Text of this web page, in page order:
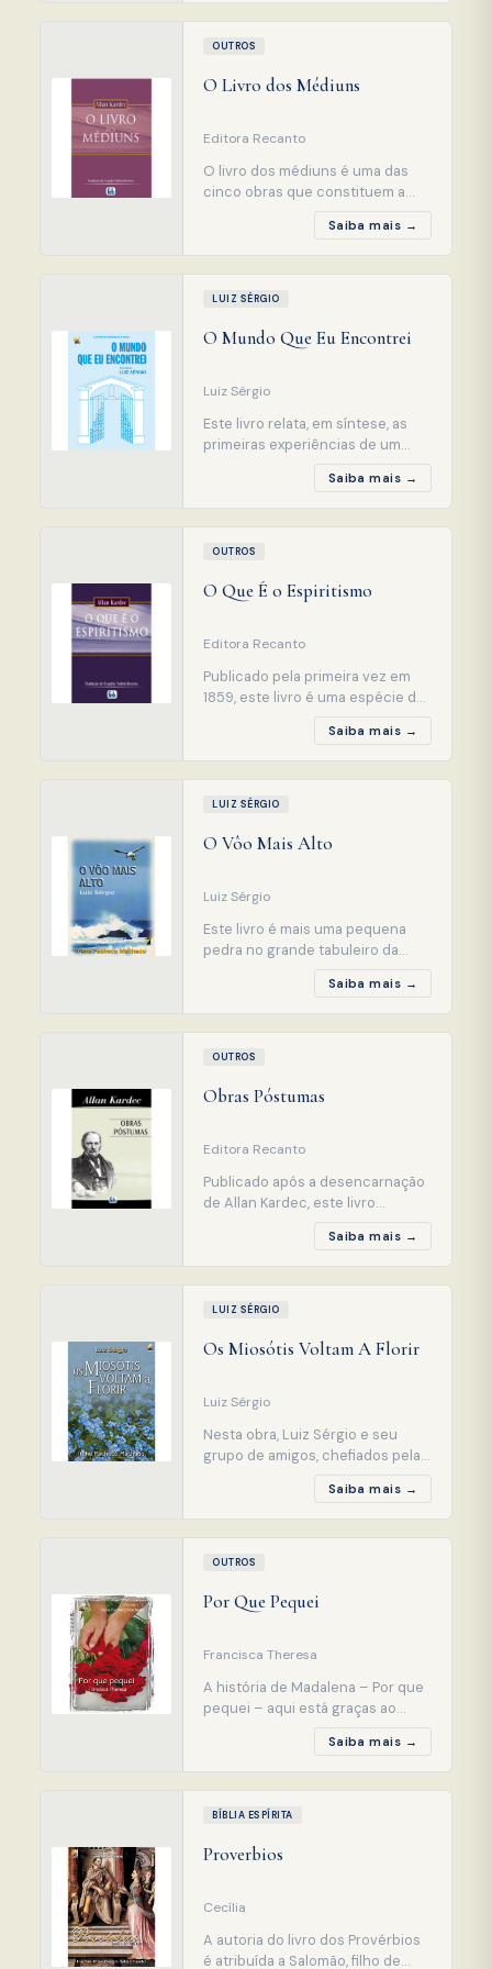
partes do mundo. Ele é o marco
inicial de uma Doutrina que
repercussão no pensamento e na
OUTROS
O Livro dos Médiuns
Editora Recanto
O livro dos médiuns é uma das
cinco obras que constituem a
Codificação da Doutrina Espírita.
Reúne “o ensino especial dos
Espíritos sobre a teoria de todos
os gêneros de manifestações, os
meios de comunicação com o
desenvolvimento da
Saiba mais →
LUIZ SÉRGIO
O Mundo Que Eu Encontrei
Luiz Sérgio
Este livro relata, em síntese, as
primeiras experiências de um
jovem de 23 anos, após haver
deixado o corpo físico. Descreve
suas impressões de forma
simples, espontânea e
despretensiosa, mantendo em
comovente, uma franca
Saiba mais →
OUTROS
O Que É o Espiritismo
Editora Recanto
Publicado pela primeira vez em
1859, este livro é uma espécie de
introdução ao estudo da Doutrina
Espírita, um manual que discorre
sobre os pontos fundamentais do
Espiritismo, em linguagem fácil e
acessível a todas as inteligências.
primeiro, sob a forma de diálogos
Saiba mais →
LUIZ SÉRGIO
O Vôo Mais Alto
Luiz Sérgio
Este livro é mais uma pequena
pedra no grande tabuleiro da
literatura espírita, que há de ser
muito útil a todos os que o lerem
com a devida atenção e
assimilarem suas lições.
Receberão em troca, certamente,
porque aprenderão a renunciar a
Saiba mais →
OUTROS
Obras Póstumas
Editora Recanto
Publicado após a desencarnação
de Allan Kardec, este livro
apresenta, logo no começo, bem
escrita biografia do Codificador,
seguida do discurso pronunciado
por Camille Flammarion quando
do seu sepultamento. Reúne
por Allan Kardec
Saiba mais →
LUIZ SÉRGIO
Os Miosótis Voltam A Florir
Luiz Sérgio
Nesta obra, Luiz Sérgio e seu
grupo de amigos, chefiados pela
amado amigo Enoque, mostra-
nos que os jovens podem
trabalhar pela melhoria do
Universo que nos cerca, não
importando se estejam
Basta que arregacem as mangas
Saiba mais →
OUTROS
Por Que Pequei
Francisca Theresa
A história de Madalena – Por que
pequei – aqui está graças ao
Terceiro Chamado do Senhor: a
Doutrina Espírita, que veio até o
plano fisico para revelar o que
antes encontrava-se oculto. Este
livro ficou 30 anos guardado. Por
Simplesmente, por respeito à
Saiba mais →
BÍBLIA ESPÍRITA
Proverbios
Cecília
A autoria do livro dos Provérbios
é atribuída a Salomão, filho de